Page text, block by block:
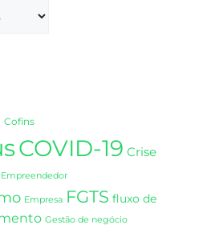
Cofins
COVID-19 Crise
Empreendedor
Empresa FGTS fluxo de
Gestão de negócio